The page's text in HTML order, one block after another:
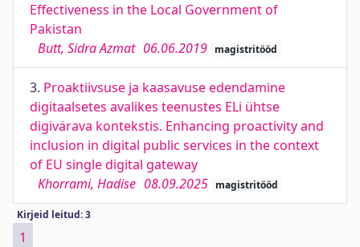
Effectiveness in the Local Government of
Pakistan
Butt, Sidra Azmat 06.06.2019 magistritööd
3. Proaktiivsuse ja kaasavuse edendamine
digitaalsetes avalikes teenustes ELi ühtse
digivärava kontekstis. Enhancing proactivity and
inclusion in digital public services in the context
of EU single digital gateway
Khorrami, Hadise 08.09.2025 magistritööd
Kirjeid leitud: 3
1